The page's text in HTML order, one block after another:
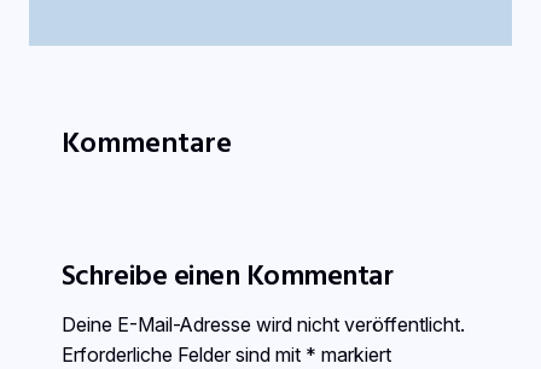
Kommentare
Schreibe einen Kommentar
Deine E-Mail-Adresse wird nicht veröffentlicht.
Erforderliche Felder sind mit * markiert